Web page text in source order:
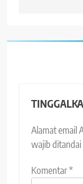
Alamat email
wajib ditandai
Komentar*